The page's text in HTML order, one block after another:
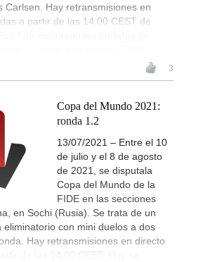
Carlsen. Hay retransmisiones en
a partir de las 14:00 CEST de
3
Copa del Mundo 2021:
ronda 1.2
13/07/2021 – Entre el 10
de julio y el 8 de agosto
de 2021, se disputala
Copa del Mundo de la
FIDE en las secciones
en Sochi (Rusia). Se trata de un
eliminatorio con mini duelos a dos
Hay retransmisiones en directo
de las 14:00 CEST. Hoy se